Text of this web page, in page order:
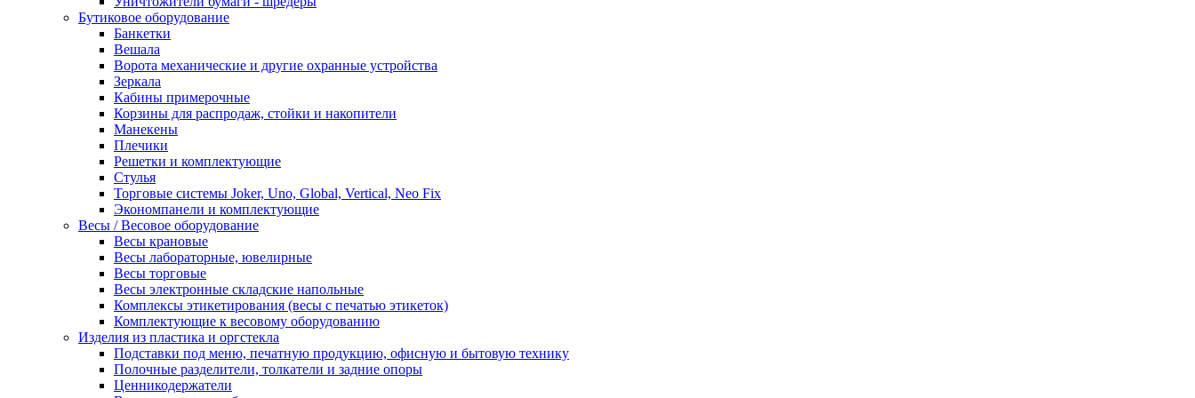
Бутиковое оборудование
Банкетки
Вешала
Ворота механические и другие охранные устройства
Зеркала
Кабины примерочные
Корзины для распродаж, стойки и накопители
Манекены
Плечики
Решетки и комплектующие
Стулья
Торговые системы Joker, Uno, Global, Vertical, Neo Fix
Экономпанели и комплектующие
Весы / Весовое оборудование
Весы крановые
Весы лабораторные, ювелирные
Весы торговые
Весы электронные складские напольные
Комплексы этикетирования (весы с печатью этикеток)
Комплектующие к весовому оборудованию
Изделия из пластика и оргстекла
Подставки под меню, печатную продукцию, офисную и бытовую технику
Полочные разделители, толкатели и задние опоры
Ценникодержатели